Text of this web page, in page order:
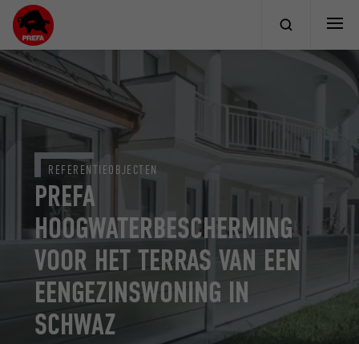
PREFA
HOOGWATERBESCHERMING
VOOR HET TERRAS VAN EEN
EENGEZINSWONING IN
SCHWAZ
REFERENTIEOBJECTEN